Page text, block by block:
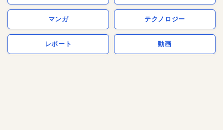
マンガ テクノロジー
レポート 動画